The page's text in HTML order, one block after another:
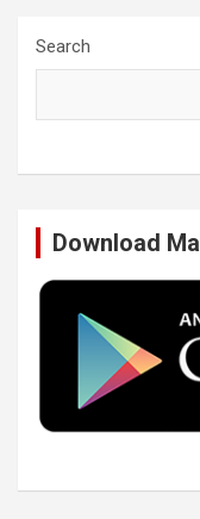
e
o
k
Search
Download